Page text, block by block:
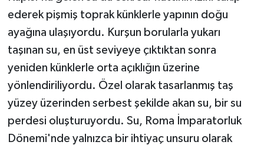
ederek pişmiş toprak künklerle yapının doğu
ayağına ulaşıyordu. Kurşun borularla yukarı
taşınan su, en üst seviyeye çıktıktan sonra
yeniden künklerle orta açıklığın üzerine
yönlendiriliyordu. Özel olarak tasarlanmış taş
yüzey üzerinden serbest şekilde akan su, bir su
perdesi oluşturuyordu. Su, Roma İmparatorluk
Dönemi'nde yalnızca bir ihtiyaç unsuru olarak